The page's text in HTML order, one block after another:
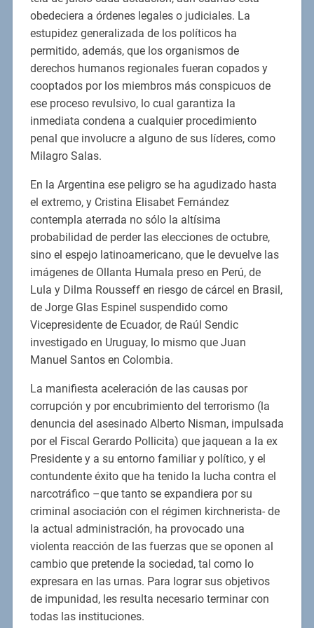
obedeciera a órdenes legales o judiciales. La
estupidez generalizada de los políticos ha
permitido, además, que los organismos de
derechos humanos regionales fueran copados y
cooptados por los miembros más conspicuos de
ese proceso revulsivo, lo cual garantiza la
inmediata condena a cualquier procedimiento
penal que involucre a alguno de sus líderes, como
Milagro Salas.
En la Argentina ese peligro se ha agudizado hasta
el extremo, y Cristina Elisabet Fernández
contempla aterrada no sólo la altísima
probabilidad de perder las elecciones de octubre,
sino el espejo latinoamericano, que le devuelve las
imágenes de Ollanta Humala preso en Perú, de
Lula y Dilma Rousseff en riesgo de cárcel en Brasil,
de Jorge Glas Espinel suspendido como
Vicepresidente de Ecuador, de Raúl Sendic
investigado en Uruguay, lo mismo que Juan
Manuel Santos en Colombia.
La manifiesta aceleración de las causas por
corrupción y por encubrimiento del terrorismo (la
denuncia del asesinado Alberto Nisman, impulsada
por el Fiscal Gerardo Pollicita) que jaquean a la ex
Presidente y a su entorno familiar y político, y el
contundente éxito que ha tenido la lucha contra el
narcotráfico –que tanto se expandiera por su
criminal asociación con el régimen kirchnerista- de
la actual administración, ha provocado una
violenta reacción de las fuerzas que se oponen al
cambio que pretende la sociedad, tal como lo
expresara en las urnas. Para lograr sus objetivos
de impunidad, les resulta necesario terminar con
todas las instituciones.